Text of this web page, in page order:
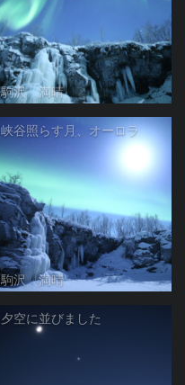
駒沢 満晴
峡谷照らす月、オーロラ
駒沢 満晴
夕空に並びました